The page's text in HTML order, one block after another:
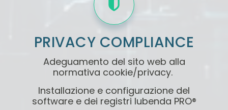
PRIVACY COMPLIANCE
Adeguamento del sito web alla
normativa cookie/privacy.
Installazione e configurazione del
software e dei registri Iubenda PRO®